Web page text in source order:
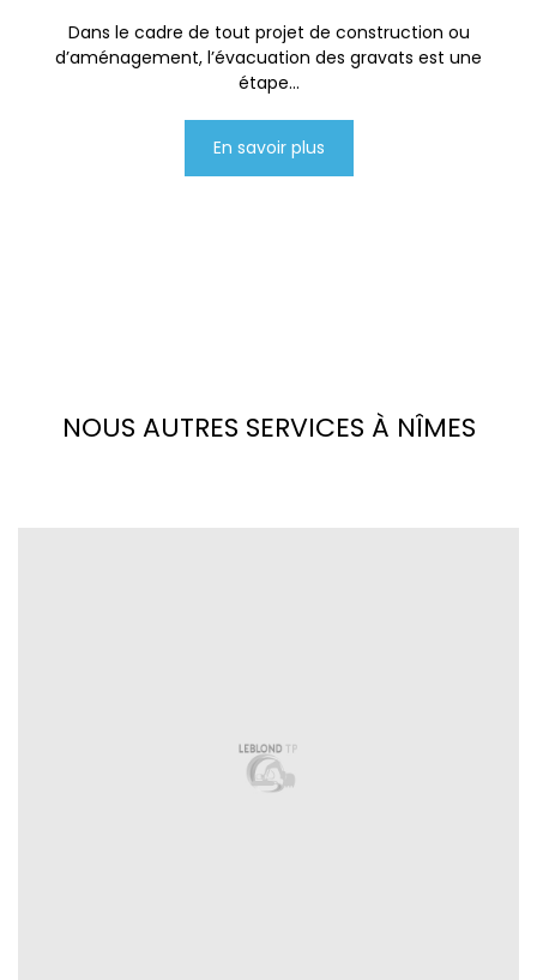
Dans le cadre de tout projet de construction ou
d’aménagement, l’évacuation des gravats est une
étape...
En savoir plus
NOUS AUTRES SERVICES À NÎMES